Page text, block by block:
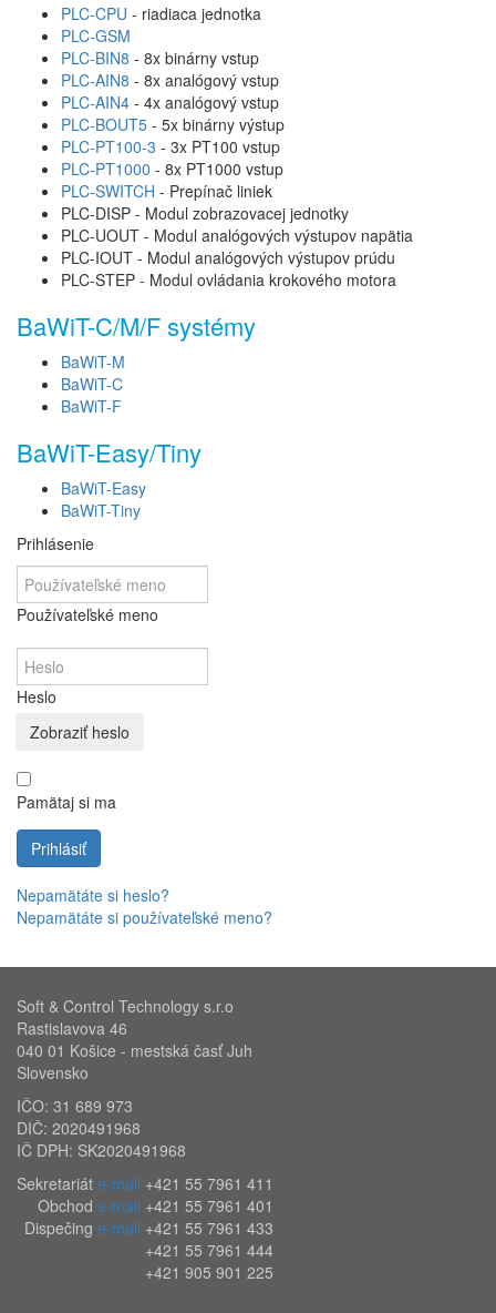
PLC-CPU - riadiaca jednotka
PLC-GSM
PLC-BIN8 - 8x binárny vstup
PLC-AIN8 - 8x analógový vstup
PLC-AIN4 - 4x analógový vstup
PLC-BOUT5 - 5x binárny výstup
PLC-PT100-3 - 3x PT100 vstup
PLC-PT1000 - 8x PT1000 vstup
PLC-SWITCH - Prepínač liniek
PLC-DISP - Modul zobrazovacej jednotky
PLC-UOUT - Modul analógových výstupov napätia
PLC-IOUT - Modul analógových výstupov prúdu
PLC-STEP - Modul ovládania krokového motora
BaWiT-C/M/F systémy
BaWiT-M
BaWiT-C
BaWiT-F
BaWiT-Easy/Tiny
BaWiT-Easy
BaWiT-Tiny
Prihlásenie
Používateľské meno
Heslo
Zobraziť heslo
Pamätaj si ma
Prihlásiť
Nepamätáte si heslo?
Nepamätáte si používateľské meno?
Soft & Control Technology s.r.o
Rastislavova 46
040 01 Košice - mestská časť Juh
Slovensko
IČO: 31 689 973
DIČ: 2020491968
IČ DPH: SK2020491968
Sekretariát e-mail +421 55 7961 411
Obchod e-mail +421 55 7961 401
Dispečing e-mail +421 55 7961 433
+421 55 7961 444
+421 905 901 225